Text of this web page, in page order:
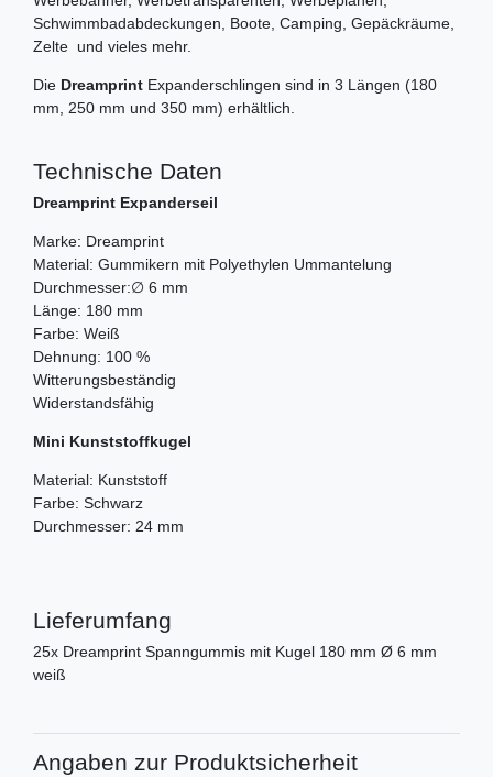
Schwimmbadabdeckungen, Boote, Camping, Gepäckräume,
Zelte und vieles mehr.
Die Dreamprint Expanderschlingen sind in 3 Längen (180
mm, 250 mm und 350 mm) erhältlich.
Technische Daten
Dreamprint Expanderseil
Marke: Dreamprint
Material: Gummikern mit Polyethylen Ummantelung
Durchmesser:∅ 6 mm
Länge: 180 mm
Farbe: Weiß
Dehnung: 100 %
Witterungsbeständig
Widerstandsfähig
Mini Kunststoffkugel
Material: Kunststoff
Farbe: Schwarz
Durchmesser: 24 mm
Lieferumfang
25x Dreamprint Spanngummis mit Kugel 180 mm Ø 6 mm
weiß
Angaben zur Produktsicherheit